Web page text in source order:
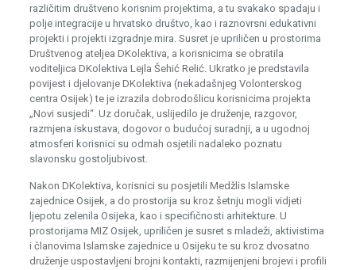
različitim društveno korisnim projektima, a tu svakako spadaju i
polje integracije u hrvatsko društvo, kao i raznovrsni edukativni
projekti i projekti izgradnje mira. Susret je upriličen u prostorima
Društvenog ateljea DKolektiva, a korisnicima se obratila
voditeljica DKolektiva Lejla Šehić Relić. Ukratko je predstavila
povijest i djelovanje DKolektiva (nekadašnjeg Volonterskog
centra Osijek) te je izrazila dobrodošlicu korisnicima projekta
„Novi susjedi“. Uz doručak, uslijedilo je druženje, razgovor,
razmjena iskustava, dogovor o budućoj suradnji, a u ugodnoj
atmosferi korisnici su odmah osjetili nadaleko poznatu
slavonsku gostoljubivost.
Nakon DKolektiva, korisnici su posjetili Medžlis Islamske
zajednice Osijek, a do prostorija su kroz šetnju mogli vidjeti
ljepotu zelenila Osijeka, kao i specifičnosti arhitekture. U
prostorijama MIZ Osijek, upriličen je susret s mladeži, aktivistima
i članovima Islamske zajednice u Osijeku te su kroz dvosatno
druženje uspostavljeni brojni kontakti, razmijenjeni brojevi i profili